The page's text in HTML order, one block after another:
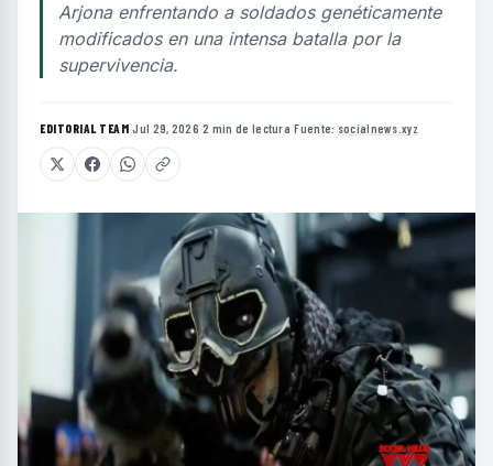
Arjona enfrentando a soldados genéticamente
modificados en una intensa batalla por la
supervivencia.
EDITORIAL TEAM·Jul 29, 2026·2 min de lectura·Fuente: socialnews.xyz